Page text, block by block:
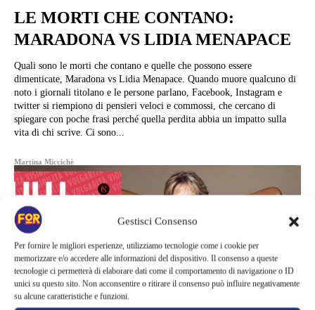
Gestisci Consenso
Per fornire le migliori esperienze, utilizziamo tecnologie come i cookie per
memorizzare e/o accedere alle informazioni del dispositivo. Il consenso a queste
tecnologie ci permetterà di elaborare dati come il comportamento di navigazione o ID
unici su questo sito. Non acconsentire o ritirare il consenso può influire negativamente
su alcune caratteristiche e funzioni.
LE MORTI CHE CONTANO:
MARADONA VS LIDIA MENAPACE
Quali sono le morti che contano e quelle che possono essere
dimenticate, Maradona vs Lidia Menapace. Quando muore qualcuno di
noto i giornali titolano e le persone parlano, Facebook, Instagram e
twitter si riempiono di pensieri veloci e commossi, che cercano di
spiegare con poche frasi perché quella perdita abbia un impatto sulla
vita di chi scrive. Ci sono...
Martina Miccichè